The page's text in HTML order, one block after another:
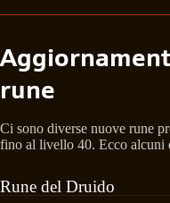
rune
Ci sono diverse nuove rune
fino al livello 40. Ecco alcuni
Rune del Druido